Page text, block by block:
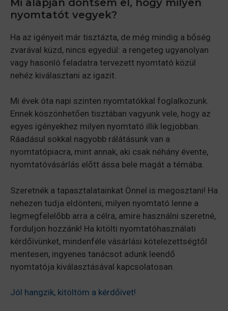
nyomtatót vegyek?
Ha az igényeit már tisztázta, de még mindig a bőség
zvarával küzd, nincs egyedül: a rengeteg ugyanolyan
vagy hasonló feladatra tervezett nyomtató közül
nehéz kiválasztani az igazit.
Mi évek óta napi szinten nyomtatókkal foglalkozunk.
Ennek köszönhetően tisztában vagyunk vele, hogy az
egyes igényekhez milyen nyomtató illik legjobban.
Ráadásul sokkal nagyobb rálátásunk van a
nyomtatópiacra, mint annak, aki csak néhány évente,
nyomtatóvásárlás előtt ássa bele magát a témába.
Szeretnék a tapasztalatainkat Önnel is megosztani! Ha
nehezen tudja eldönteni, milyen nyomtató lenne a
legmegfelelőbb arra a célra, amire használni szeretné,
forduljon hozzánk! Ha kitölti nyomtatóhasználati
kérdőívünket, mindenféle vásárlási kötelezettségtől
mentesen, ingyenes tanácsot adunk leendő
nyomtatója kiválasztásával kapcsolatosan.
Jól hangzik, kitöltöm a kérdőívet!